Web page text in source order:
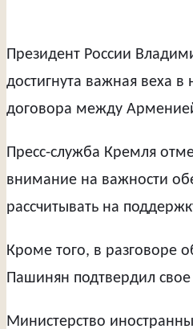
Президент России
достигнута важная веха
договора между
Пресс-служба Кремля
внимание на важности
рассчитывать на
Кроме того, в разговоре
Пашинян подтвердил
Министерство